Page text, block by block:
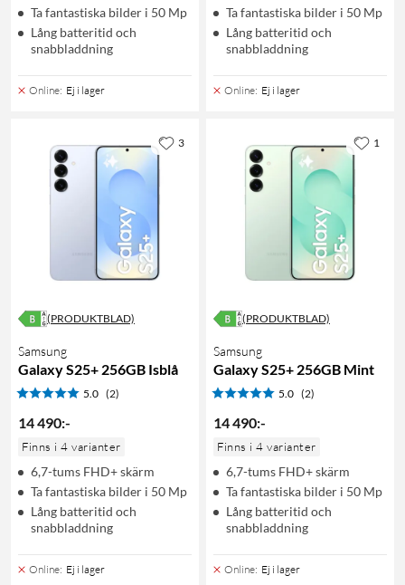
Ta fantastiska bilder i 50 Mp
Lång batteritid och
snabbladdning
Online: Ej i lager
Ta fantastiska bilder i 50 Mp
Lång batteritid och
snabbladdning
Online: Ej i lager
(PRODUKTBLAD)
Samsung
Galaxy S25+ 256GB Isblå
5.0 (2)
14 490:-
Finns i 4 varianter
6,7-tums FHD+ skärm
Ta fantastiska bilder i 50 Mp
Lång batteritid och
snabbladdning
Online: Ej i lager
3
(PRODUKTBLAD)
Samsung
Galaxy S25+ 256GB Mint
5.0 (2)
14 490:-
Finns i 4 varianter
6,7-tums FHD+ skärm
Ta fantastiska bilder i 50 Mp
Lång batteritid och
snabbladdning
Online: Ej i lager
1